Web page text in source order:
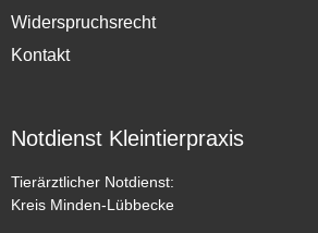
Widerspruchsrecht
Kontakt
Notdienst Kleintierpraxis
Tierärztlicher Notdienst:
Kreis Minden-Lübbecke